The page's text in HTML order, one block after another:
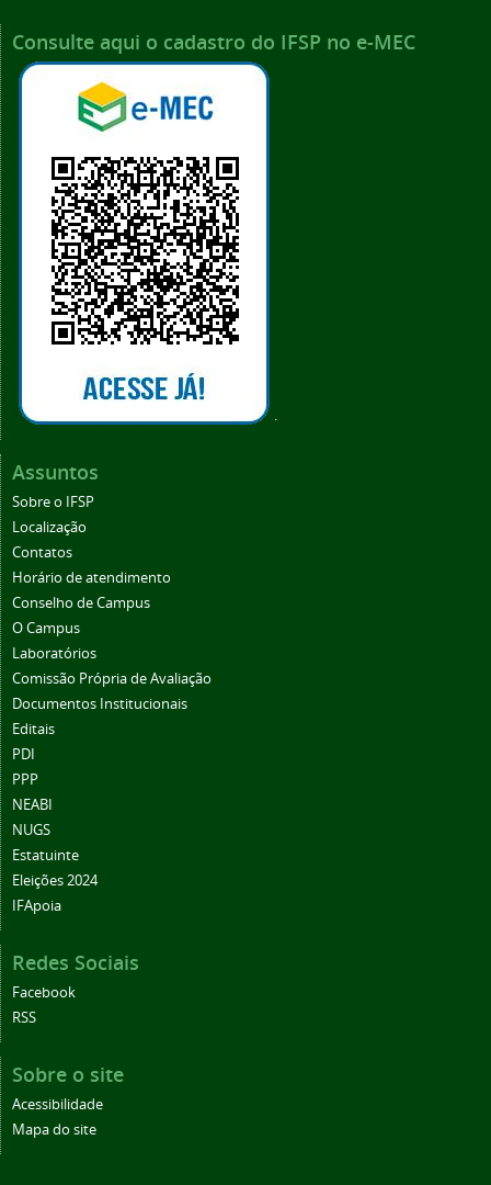
Consulte aqui o cadastro do IFSP no e-MEC
.
Assuntos
Sobre o IFSP
Localização
Contatos
Horário de atendimento
Conselho de Campus
O Campus
Laboratórios
Comissão Própria de Avaliação
Documentos Institucionais
Editais
PDI
PPP
NEABI
NUGS
Estatuinte
Eleições 2024
IFApoia
Redes Sociais
Facebook
RSS
Sobre o site
Acessibilidade
Mapa do site